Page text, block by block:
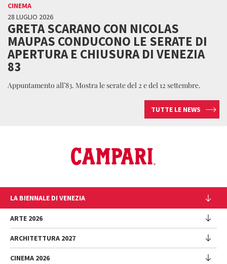
CINEMA
28 LUGLIO 2026
GRETA SCARANO CON NICOLAS
MAUPAS CONDUCONO LE SERATE DI
APERTURA E CHIUSURA DI VENEZIA
83
Appuntamento all’83. Mostra le serate del 2 e del 12 settembre.
TUTTE LE NEWS
LA BIENNALE DI VENEZIA
L'Istituzione
Cariche istituzionali
Storia
Luoghi
ARTE 2026
Esposizione
ARCHITETTURA 2027
Mostra
CINEMA 2026